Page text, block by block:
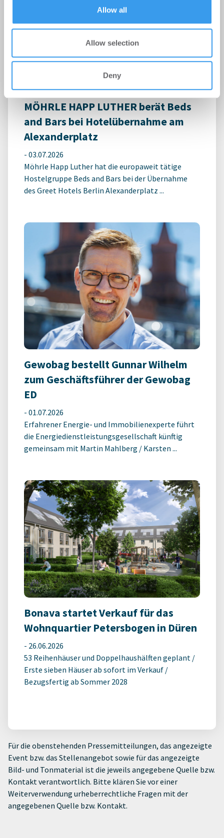
Allow all
Allow selection
Deny
Schulcampus Eberswalde-Finow
-07.07.2026
Login für den ganzen Artikel Wenn noch nicht
registriert, erstellen Sie sich jetzt Ihren
MÖHRLE HAPP LUTHER berät Beds
and Bars bei Hotelübernahme am
Alexanderplatz
- 03.07.2026
Möhrle Happ Luther hat die europaweit tätige
Hostelgruppe Beds and Bars bei der Übernahme
des Greet Hotels Berlin Alexanderplatz ...
Gewobag bestellt Gunnar Wilhelm
zum Geschäftsführer der Gewobag
ED
- 01.07.2026
Erfahrener Energie- und Immobilienexperte führt
die Energiedienstleistungsgesellschaft künftig
gemeinsam mit Martin Mahlberg / Karsten ...
Bonava startet Verkauf für das
Wohnquartier Petersbogen in Düren
- 26.06.2026
53 Reihenhäuser und Doppelhaushälften geplant /
Erste sieben Häuser ab sofort im Verkauf /
Bezugsfertig ab Sommer 2028
Für die obenstehenden Pressemitteilungen, das angezeigte
Event bzw. das Stellenangebot sowie für das angezeigte
Bild- und Tonmaterial ist die jeweils angegebene Quelle bzw.
Kontakt verantwortlich. Bitte klären Sie vor einer
Weiterverwendung urheberrechtliche Fragen mit der
angegebenen Quelle bzw. Kontakt.